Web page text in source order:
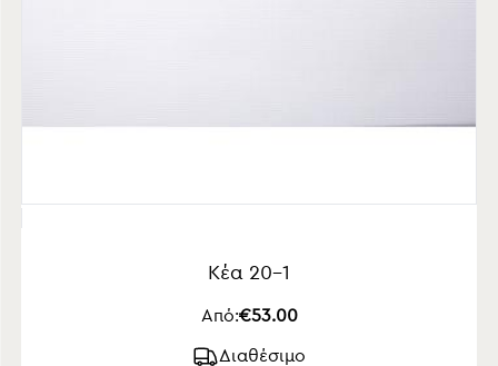
Κέα 20-1
Από:€53.00
Διαθέσιμο